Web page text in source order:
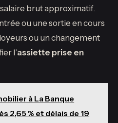
brut approximatif.
ou une sortie en cours
ou un changement
l’assiette prise en
à La Banque
2,65 % et délais de 19